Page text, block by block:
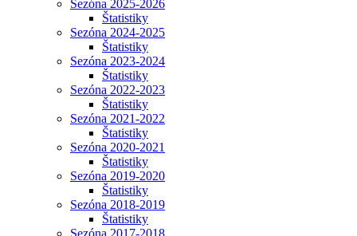
Sezóna 2025-2026
Štatistiky
Sezóna 2024-2025
Štatistiky
Sezóna 2023-2024
Štatistiky
Sezóna 2022-2023
Štatistiky
Sezóna 2021-2022
Štatistiky
Sezóna 2020-2021
Štatistiky
Sezóna 2019-2020
Štatistiky
Sezóna 2018-2019
Štatistiky
Sezóna 2017-2018